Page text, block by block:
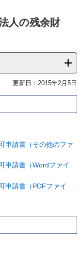
人の残余財
更新日：2015年2月5日
申請書（その他のファ
申請書（Wordファイ
申請書（PDFファイ